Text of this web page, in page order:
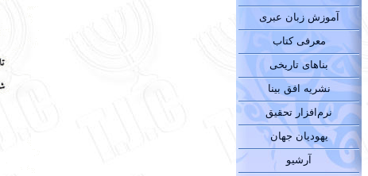
آموزش زبان عبری
معرفی کتاب
بناهای تاریخی
نشریه افق بینا
نرم‌افزار تحقیق
یهودیان جهان
آرشیو